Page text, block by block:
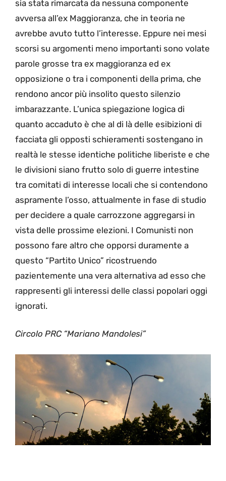
sia stata rimarcata da nessuna componente
avversa all’ex Maggioranza, che in teoria ne
avrebbe avuto tutto l’interesse. Eppure nei mesi
scorsi su argomenti meno importanti sono volate
parole grosse tra ex maggioranza ed ex
opposizione o tra i componenti della prima, che
rendono ancor più insolito questo silenzio
imbarazzante. L’unica spiegazione logica di
quanto accaduto è che al di là delle esibizioni di
facciata gli opposti schieramenti sostengano in
realtà le stesse identiche politiche liberiste e che
le divisioni siano frutto solo di guerre intestine
tra comitati di interesse locali che si contendono
aspramente l’osso, attualmente in fase di studio
per decidere a quale carrozzone aggregarsi in
vista delle prossime elezioni. I Comunisti non
possono fare altro che opporsi duramente a
questo “Partito Unico” ricostruendo
pazientemente una vera alternativa ad esso che
rappresenti gli interessi delle classi popolari oggi
ignorati.
Circolo PRC “Mariano Mandolesi”